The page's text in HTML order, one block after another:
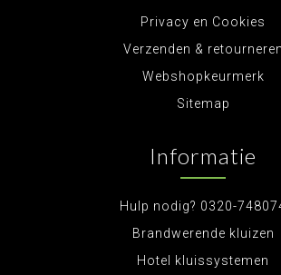
Privacy en Cookies
Verzenden & retourneren
Webshopkeurmerk
Sitemap
Informatie
Hulp nodig? 0320-
Brandwerende kluizen
Hotel kluissystemen